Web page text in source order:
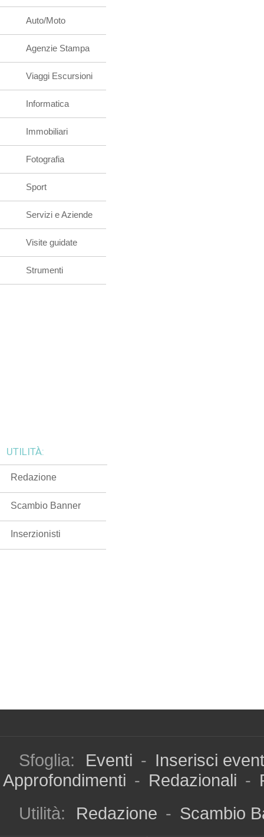
Auto/Moto
Agenzie Stampa
Viaggi Escursioni
Informatica
Immobiliari
Fotografia
Sport
Servizi e Aziende
Visite guidate
Strumenti
UTILITÀ:
Redazione
Scambio Banner
Inserzionisti
Sfoglia: Eventi - Inserisci
Approfondimenti - Redazionali -
Utilità:
Redazione - Scambio